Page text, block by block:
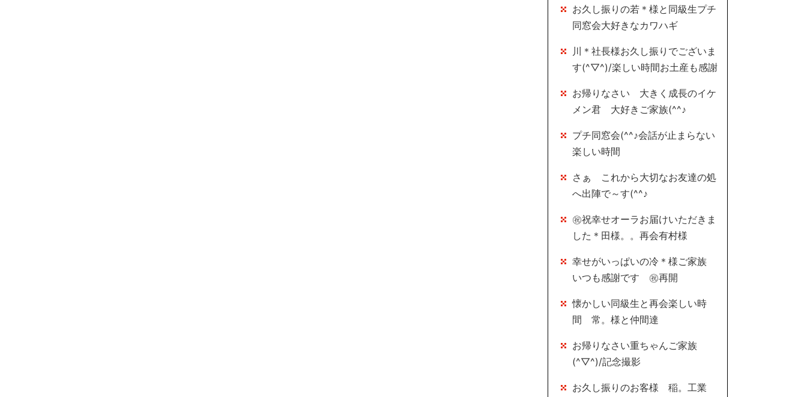
お久し振りの若＊様と同級生プチ
同窓会大好きなカワハギ
川＊社長様お久し振りでございま
す(^▽^)/楽しい時間お土産も感謝
お帰りなさい 大きく成長のイケ
メン君 大好きご家族(^^♪
プチ同窓会(^^♪会話が止まらない
楽しい時間
さぁ これから大切なお友達の処
へ出陣で～す(^^♪
㊗祝幸せオーラお届けいただきま
した＊田様。。再会有村様
幸せがいっぱいの冷＊様ご家族
いつも感謝です ㊗再開
懐かしい同級生と再会楽しい時
間 常。様と仲間達
お帰りなさい重ちゃんご家族
(^▽^)/記念撮影
お久し振りのお客様 稲。工業